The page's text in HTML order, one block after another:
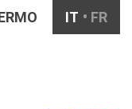
IT FR